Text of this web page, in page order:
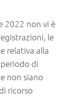
2022 non vi è
le
relativa alla
di
non siano
ricorso